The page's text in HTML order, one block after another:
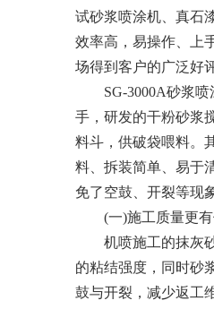
试砂浆喷涂机、真石
效率高，易操作、上
场得到客户的广泛好
SG-3000A砂浆喷
手，研发的干粉砂浆
料斗，供破袋喂料。
料、拆装简单、易于
免了空鼓、开裂等现
(一)施工质量更有
机喷施工的抹灰砂
的粘结强度，同时砂
鼓与开裂，减少返工